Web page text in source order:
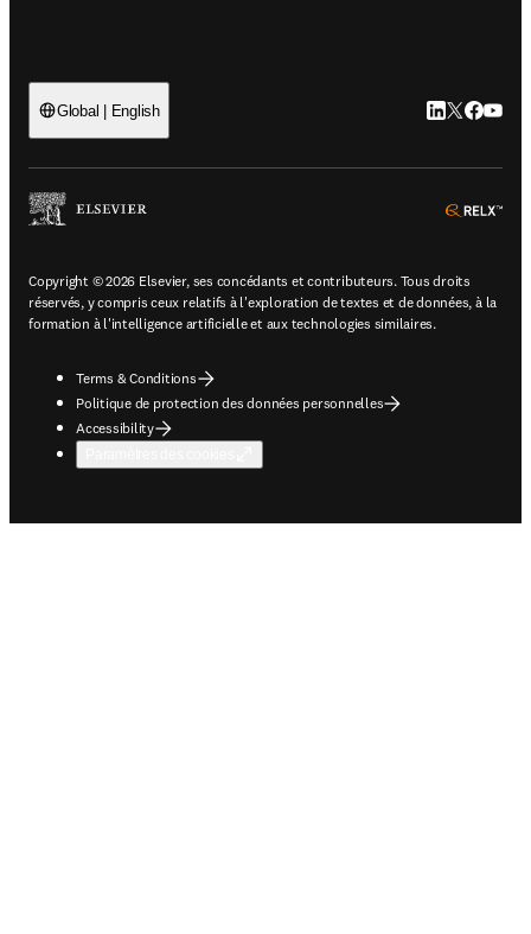
Global | English LinkedIn
Twitter
Copyright © 2026 Elsevier, ses concédants et contributeurs. Tous droits
réservés, y compris ceux relatifs à l'exploration de textes et de données, à la
formation à l'intelligence artificielle et aux technologies similaires.
Terms & Conditions
Politique de protection des données personnelles
Accessibility